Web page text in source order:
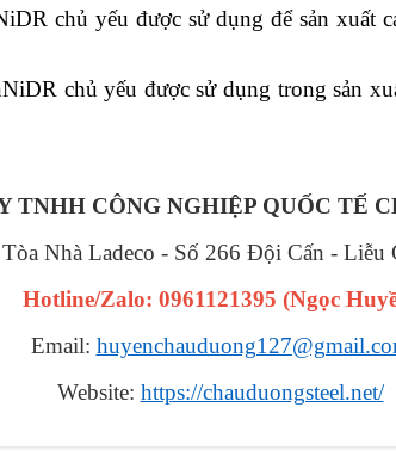
chủ yếu được sử dụng để sản xuất
chủ yếu được sử dụng trong sản
TNHH CÔNG NGHIỆP QUỐC TẾ
Nhà Ladeco - Số 266 Đội Cấn -
Hotline/Zalo: 0961121395 (Ngọc
Email:
Website: https://chauduongsteel.net/